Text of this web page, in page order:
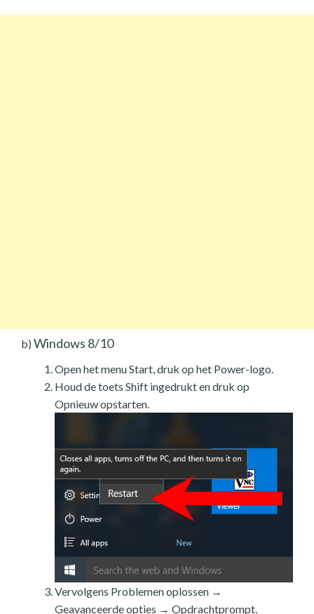
b) Windows 8/10
Open het menu Start, druk op het Power-logo.
Houd de toets Shift ingedrukt en druk op
Opnieuw opstarten.
Vervolgens Problemen oplossen →
Geavanceerde opties → Opdrachtprompt.